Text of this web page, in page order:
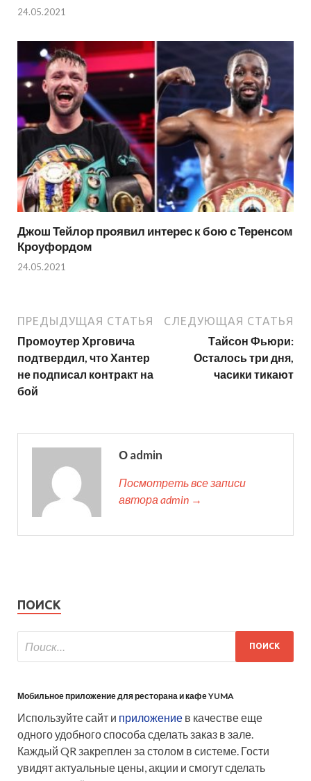
24.05.2021
Джош Тейлор проявил интерес к бою с Теренсом
Кроуфордом
24.05.2021
ПРЕДЫДУЩАЯ СТАТЬЯ
Промоутер Хрговича
подтвердил, что Хантер
не подписал контракт на
бой
СЛЕДУЮЩАЯ СТАТЬЯ
Тайсон Фьюри:
Осталось три дня,
часики тикают
О admin
Посмотреть все записи
автора admin →
ПОИСК
Мобильное приложение для ресторана и кафе YUMA
Используйте сайт и приложение в качестве еще
одного удобного способа сделать заказ в зале.
Каждый QR закреплен за столом в системе. Гости
увидят актуальные цены, акции и смогут сделать